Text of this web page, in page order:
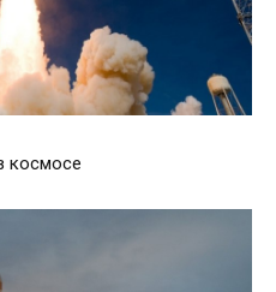
космосе